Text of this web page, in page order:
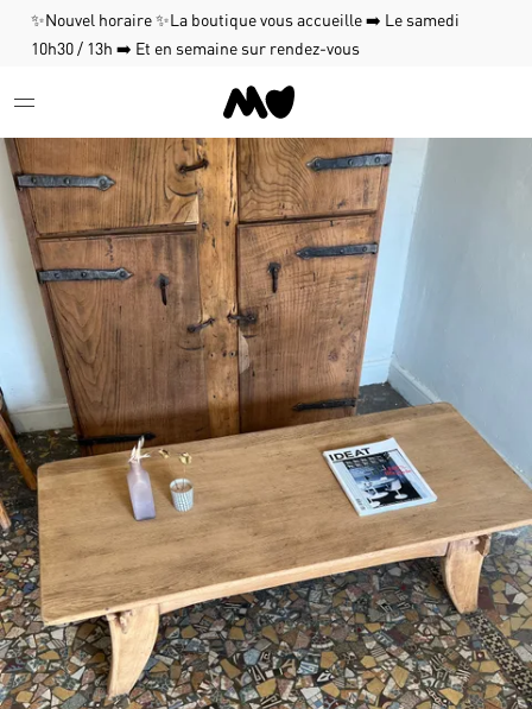
✨Nouvel horaire ✨La boutique vous accueille ➡️ Le samedi
10h30 / 13h ➡️ Et en semaine sur rendez-vous